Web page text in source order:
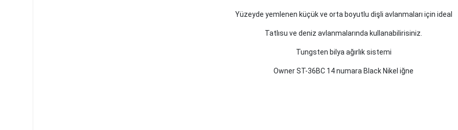
Yüzeyde yemlenen küçük ve orta boyutlu dişli avlanmaları için ideal
Tatlısu ve deniz avlanmalarında kullanabilirisiniz.
Tungsten bilya ağırlık sistemi
Owner ST-36BC 14 numara Black Nikel iğne